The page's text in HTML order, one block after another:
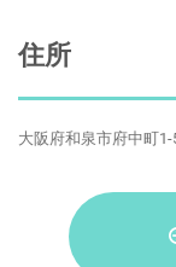
住所
大阪府和泉市府中町1-